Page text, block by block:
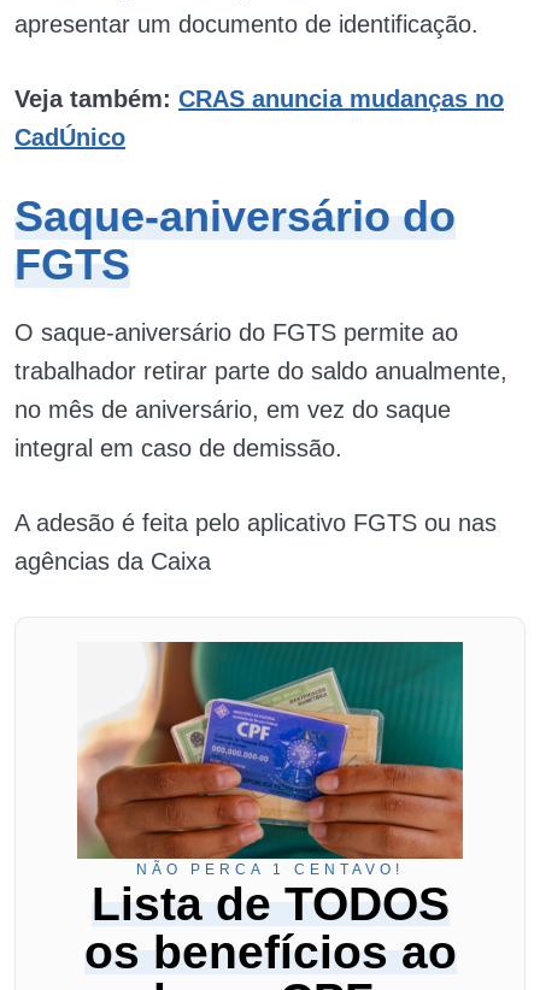
apresentar um documento de identificação.
Veja também: CRAS anuncia mudanças no
CadÚnico
Saque-aniversário do
FGTS
O saque-aniversário do FGTS permite ao
trabalhador retirar parte do saldo anualmente,
no mês de aniversário, em vez do saque
integral em caso de demissão.
A adesão é feita pelo aplicativo FGTS ou nas
agências da Caixa
NÃO PERCA 1 CENTAVO!
Lista de TODOS
os benefícios ao